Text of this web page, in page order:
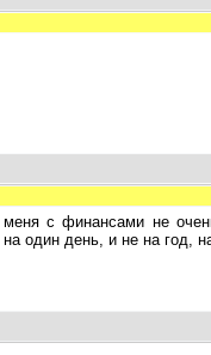
с финансами не
один день, и не на год,